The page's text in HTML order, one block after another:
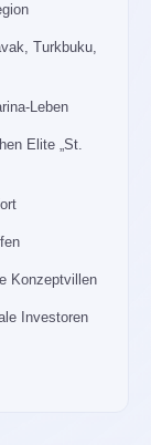
Turkbuku,
Leben
Elite „St.
Konzeptvillen
Investoren